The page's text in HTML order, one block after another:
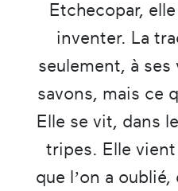
Etchecopar,
inventer. La
seulement, à ses
savons, mais ce
Elle se vit, dans
tripes. Elle
que l’on a